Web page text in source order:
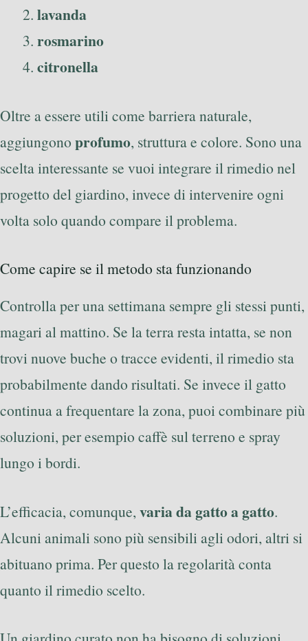
lavanda
rosmarino
citronella
Oltre a essere utili come barriera naturale,
aggiungono profumo, struttura e colore. Sono una
scelta interessante se vuoi integrare il rimedio nel
progetto del giardino, invece di intervenire ogni
volta solo quando compare il problema.
Come capire se il metodo sta funzionando
Controlla per una settimana sempre gli stessi punti,
magari al mattino. Se la terra resta intatta, se non
trovi nuove buche o tracce evidenti, il rimedio sta
probabilmente dando risultati. Se invece il gatto
continua a frequentare la zona, puoi combinare più
soluzioni, per esempio caffè sul terreno e spray
lungo i bordi.
L’efficacia, comunque, varia da gatto a gatto.
Alcuni animali sono più sensibili agli odori, altri si
abituano prima. Per questo la regolarità conta
quanto il rimedio scelto.